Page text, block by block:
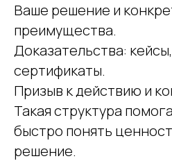
Ваше решение и
преимущества.
Доказательства:
сертификаты.
Призыв к действию и
Такая структура
быстро понять
решение.